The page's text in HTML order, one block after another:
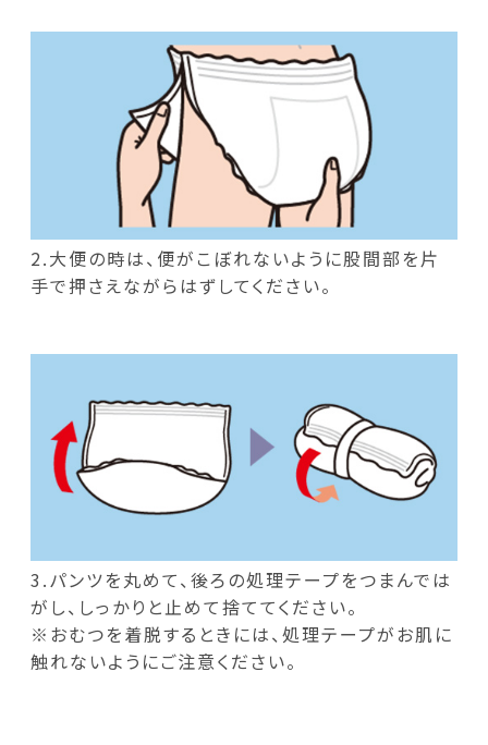
2.大便の時は、便がこぼれないように股間部を片
手で押さえながらはずしてください。
3.パンツを丸めて、後ろの処理テープをつまんでは
がし、しっかりと止めて捨ててください。
※おむつを着脱するときには、処理テープがお肌に
触れないようにご注意ください。